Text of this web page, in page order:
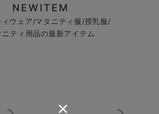
NEWITEM
ィウェア/マタニティ服/授乳服/
ニティ用品の最新アイテム